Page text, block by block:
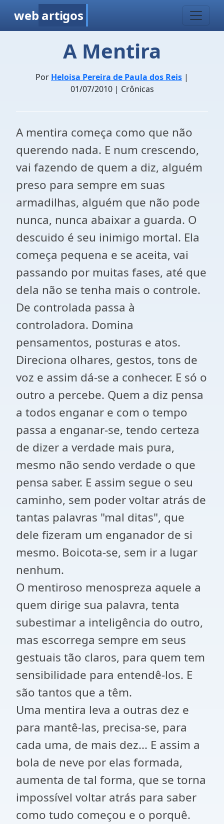
web artigos
A Mentira
Por Heloisa Pereira de Paula dos Reis |
01/07/2010 | Crônicas
A mentira começa como que não
querendo nada. E num crescendo,
vai fazendo de quem a diz, alguém
preso para sempre em suas
armadilhas, alguém que não pode
nunca, nunca abaixar a guarda. O
descuido é seu inimigo mortal. Ela
começa pequena e se aceita, vai
passando por muitas fases, até que
dela não se tenha mais o controle.
De controlada passa à
controladora. Domina
pensamentos, posturas e atos.
Direciona olhares, gestos, tons de
voz e assim dá-se a conhecer. E só o
outro a percebe. Quem a diz pensa
a todos enganar e com o tempo
passa a enganar-se, tendo certeza
de dizer a verdade mais pura,
mesmo não sendo verdade o que
pensa saber. E assim segue o seu
caminho, sem poder voltar atrás de
tantas palavras "mal ditas", que
dele fizeram um enganador de si
mesmo. Boicota-se, sem ir a lugar
nenhum.
O mentiroso menospreza aquele a
quem dirige sua palavra, tenta
subestimar a inteligência do outro,
mas escorrega sempre em seus
gestuais tão claros, para quem tem
sensibilidade para entendê-los. E
são tantos que a têm.
Uma mentira leva a outras dez e
para mantê-las, precisa-se, para
cada uma, de mais dez... E assim a
bola de neve por elas formada,
aumenta de tal forma, que se torna
impossível voltar atrás para saber
como tudo começou e o porquê.